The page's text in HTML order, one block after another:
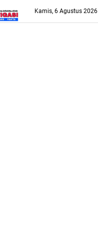
Kamis, 6 Agustus 2026